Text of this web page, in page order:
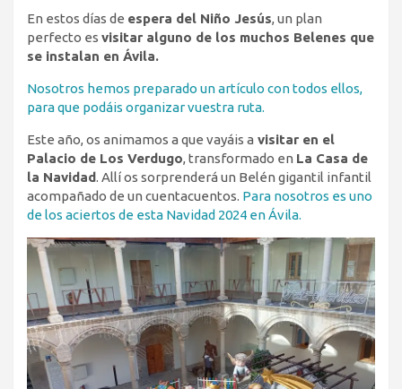
En estos días de espera del Niño Jesús, un plan
perfecto es visitar alguno de los muchos Belenes que
se instalan en Ávila.
Nosotros hemos preparado un artículo con todos ellos,
para que podáis organizar vuestra ruta.
Este año, os animamos a que vayáis a visitar en el
Palacio de Los Verdugo, transformado en La Casa de
la Navidad. Allí os sorprenderá un Belén gigantil infantil
acompañado de un cuentacuentos. Para nosotros es uno
de los aciertos de esta Navidad 2024 en Ávila.